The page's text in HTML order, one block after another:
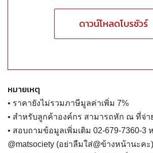
ดาวน์โหลดโบรชัวร์
หมายเหตุ
• ราคายังไม่รวมภาษีมูลค่าเพิ่ม 7%
• สำหรับลูกค้าองค์กร สามารถหัก ณ ที่จ่า
• สอบถามข้อมูลเพิ่มเติม 02-679-7360-3
@matsociety (อย่าลืมใส่@ข้างหน้านะคะ)